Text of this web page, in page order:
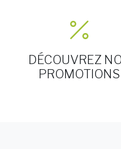
DÉCOUVREZ
PROMOTIONS